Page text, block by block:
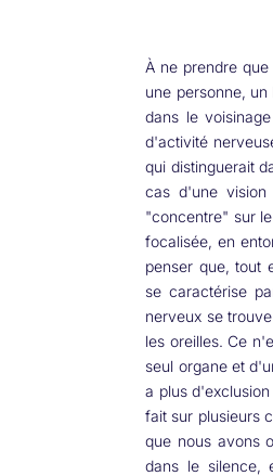
À ne prendre
une personne,
dans le
d'activité
qui distinguerait
cas d'une
"concentre" sur
focalisée, en
penser que, tout
se caractérise
nerveux se
les oreilles. Ce
seul organe et
a plus
fait sur plusieurs
que nous avons
dans le silence,